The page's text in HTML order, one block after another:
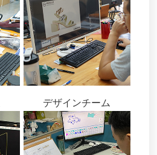
デザインチーム